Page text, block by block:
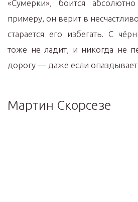
«Сумерки», боится
примеру, он верит в
старается его избегать. С
тоже не ладит, и никогда не
дорогу — даже если
Мартин Скорсезе